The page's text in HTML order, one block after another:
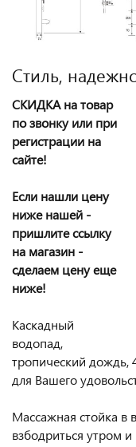
Стиль,
СКИДКА на товар
по звонку или при
регистрации на
сайте!
Если нашли цену
ниже нашей -
пришлите ссылку
на магазин -
сделаем цену еще
ниже!
Каскадный
водопад,
тропический дождь,
для Вашего
Массажная стойка в
взбодриться утром